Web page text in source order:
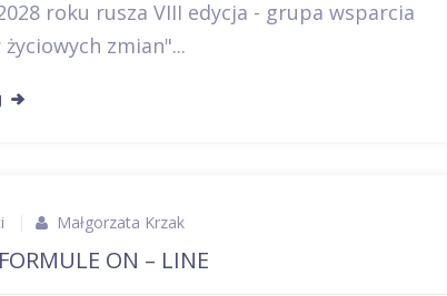
roku rusza VIII edycja - grupa wsparcia
zmian"...
Małgorzata Krzak
ON – LINE